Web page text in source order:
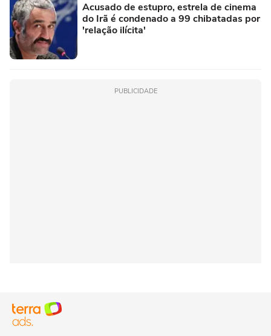
Acusado de estupro, estrela de cinema
do Irã é condenado a 99 chibatadas por
'relação ilícita'
PUBLICIDADE